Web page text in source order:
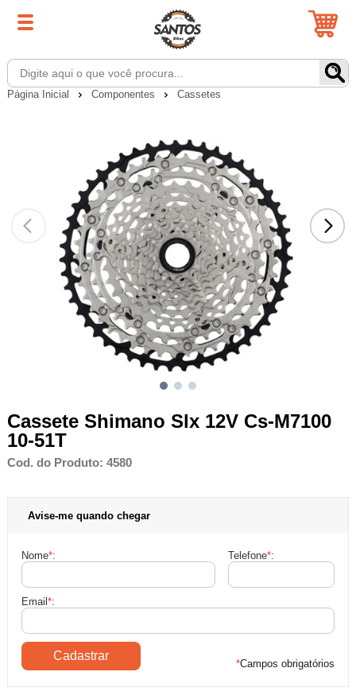
Página Inicial Componentes Cassetes
Cassete Shimano Slx 12V Cs-M7100
10-51T
Cod. do Produto: 4580
Avise-me quando chegar
Nome*: Telefone*:
Email*:
*Campos obrigatórios